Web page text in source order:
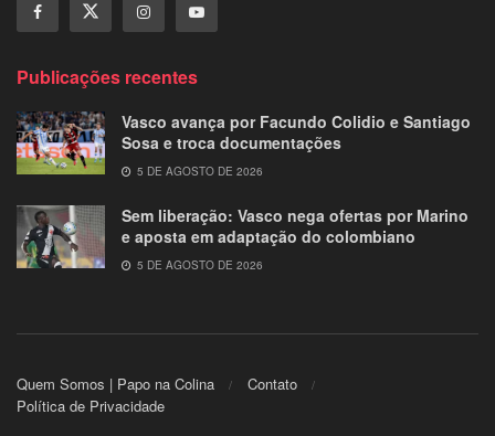
Publicações recentes
Vasco avança por Facundo Colidio e Santiago
Sosa e troca documentações
5 DE AGOSTO DE 2026
Sem liberação: Vasco nega ofertas por Marino
e aposta em adaptação do colombiano
5 DE AGOSTO DE 2026
Quem Somos | Papo na Colina
Contato
Política de Privacidade